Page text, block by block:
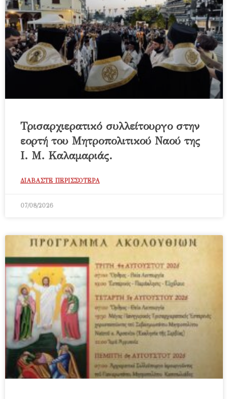
Τρισαρχιερατικό συλλείτουργο στην
εορτή του Μητροπολιτικού Ναού της
Ι. Μ. Καλαμαριάς.
ΔΙΑΒΑΣΤΕ ΠΕΡΙΣΣΟΤΕΡΑ
07/08/2026